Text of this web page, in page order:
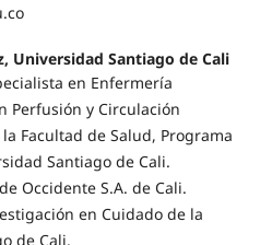
Universidad Santiago de Cali
en Enfermería
Perfusión y Circulación
Facultad de Salud, Programa
Santiago de Cali.
Occidente S.A. de Cali.
en Cuidado de la
de Cali.